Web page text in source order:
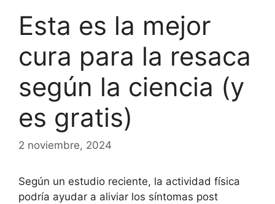
Esta es la mejor
cura para la resaca
según la ciencia (y
es gratis)
2 noviembre, 2024
Según un estudio reciente, la actividad física
podría ayudar a aliviar los síntomas post